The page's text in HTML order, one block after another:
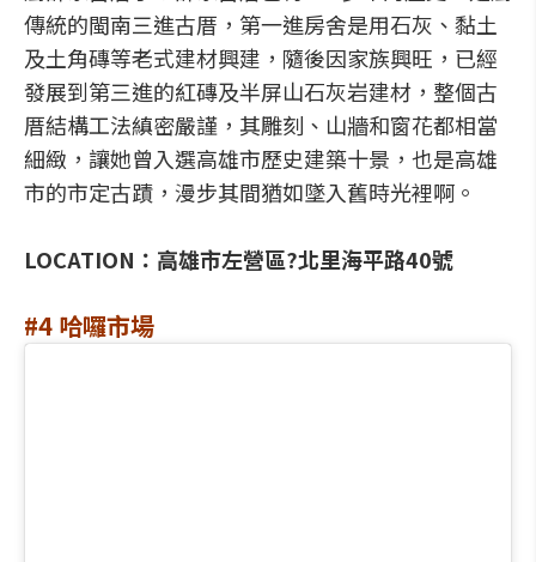
傳統的閩南三進古厝，第一進房舍是用石灰、黏土
及土角磚等老式建材興建，隨後因家族興旺，已經
發展到第三進的紅磚及半屏山石灰岩建材，整個古
厝結構工法縝密嚴謹，其雕刻、山牆和窗花都相當
細緻，讓她曾入選高雄市歷史建築十景，也是高雄
市的市定古蹟，漫步其間猶如墜入舊時光裡啊。
LOCATION：高雄市左營區?北里海平路40號
#4 哈囉市場